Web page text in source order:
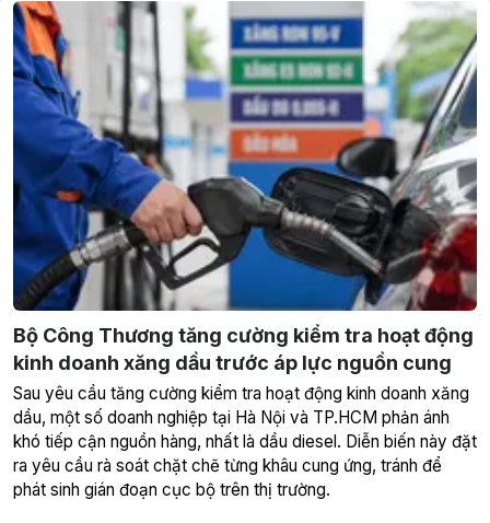
Bộ Công Thương tăng cường kiểm tra hoạt động
kinh doanh xăng dầu trước áp lực nguồn cung
Sau yêu cầu tăng cường kiểm tra hoạt động kinh doanh xăng
dầu, một số doanh nghiệp tại Hà Nội và TP.HCM phản ánh
khó tiếp cận nguồn hàng, nhất là dầu diesel. Diễn biến này đặt
ra yêu cầu rà soát chặt chẽ từng khâu cung ứng, tránh để
phát sinh gián đoạn cục bộ trên thị trường.